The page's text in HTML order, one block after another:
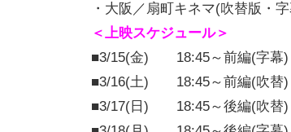
・大阪／扇町キネマ(吹替版・
＜上映スケジュール＞
■3/15(金) 18:45～前編(字幕)
■3/16(土) 18:45～前編(吹替)
■3/17(日) 18:45～後編(吹替)